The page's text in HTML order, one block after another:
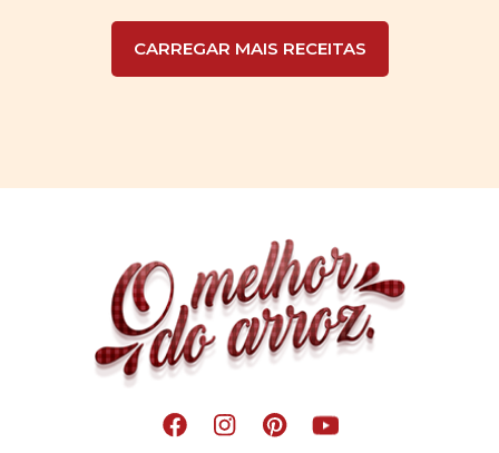
CARREGAR MAIS RECEITAS